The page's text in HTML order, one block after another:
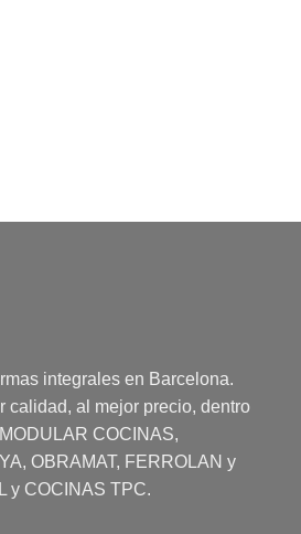
integrales en Barcelona.
calidad, al mejor precio, dentro
MODULAR COCINAS,
OBRAMAT, FERROLAN y
y COCINAS TPC.